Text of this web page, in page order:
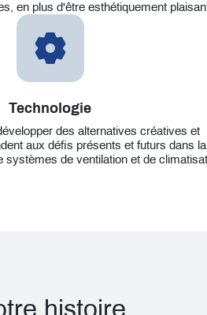
en plus d'être esthétiquement
Technologie
des alternatives créatives et
aux défis présents et futurs dans la
systèmes de ventilation et de
histoire